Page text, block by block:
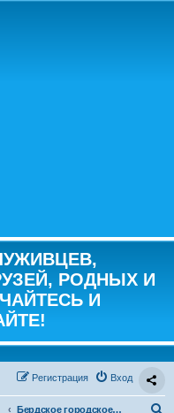
РОДНЫХ И
И
Вход
Регистрация
Бердское городское отделение ветеранов войны в Афганистане